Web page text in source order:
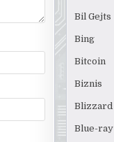
Bil Gejts
Bing
Bitcoin
Biznis
Blizzard
Blue-ray